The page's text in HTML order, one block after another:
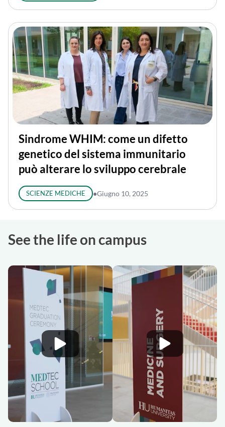
Sindrome WHIM: come un difetto
genetico del sistema immunitario
può alterare lo sviluppo cerebrale
SCIENZE MEDICHE ●Giugno 10, 2025
See the life on campus